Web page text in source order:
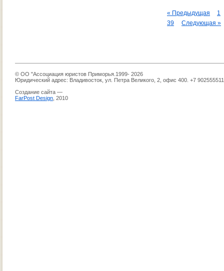
« Предыдущая
1
39
Следующая »
© ОО "Ассоциация юристов Приморья.1999- 2026
Юридический адрес: Владивосток, ул. Петра Великого, 2, офис 400. +7
Создание сайта —
FarPost Design , 2010